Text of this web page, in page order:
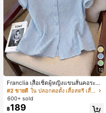
12
Franclia เสื้อเชิ้ตผู้หญิงแขนสั้นคอระบา
ยกระดุมเดี่ยวลายทาง
#2 ขายดี
ใน ปลอกคอตั้ง เสื้อสตรี เสื้อเบลาส์ & Tee
600+ sold
฿189